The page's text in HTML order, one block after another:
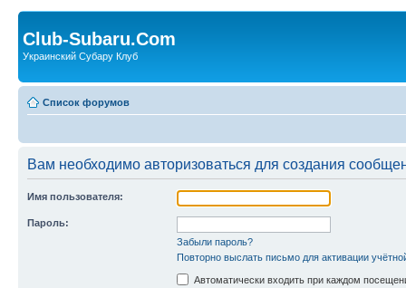
Club-Subaru.Com
Украинский Субару Клуб
Список форумов
Вам необходимо авторизоваться для создания
Имя пользователя:
Пароль:
Забыли пароль?
Повторно выслать письмо для активации
Автоматически входить при каждом